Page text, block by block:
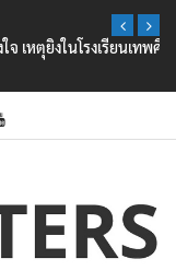
นเทพศิรินทร์ นนทบุรี พบ